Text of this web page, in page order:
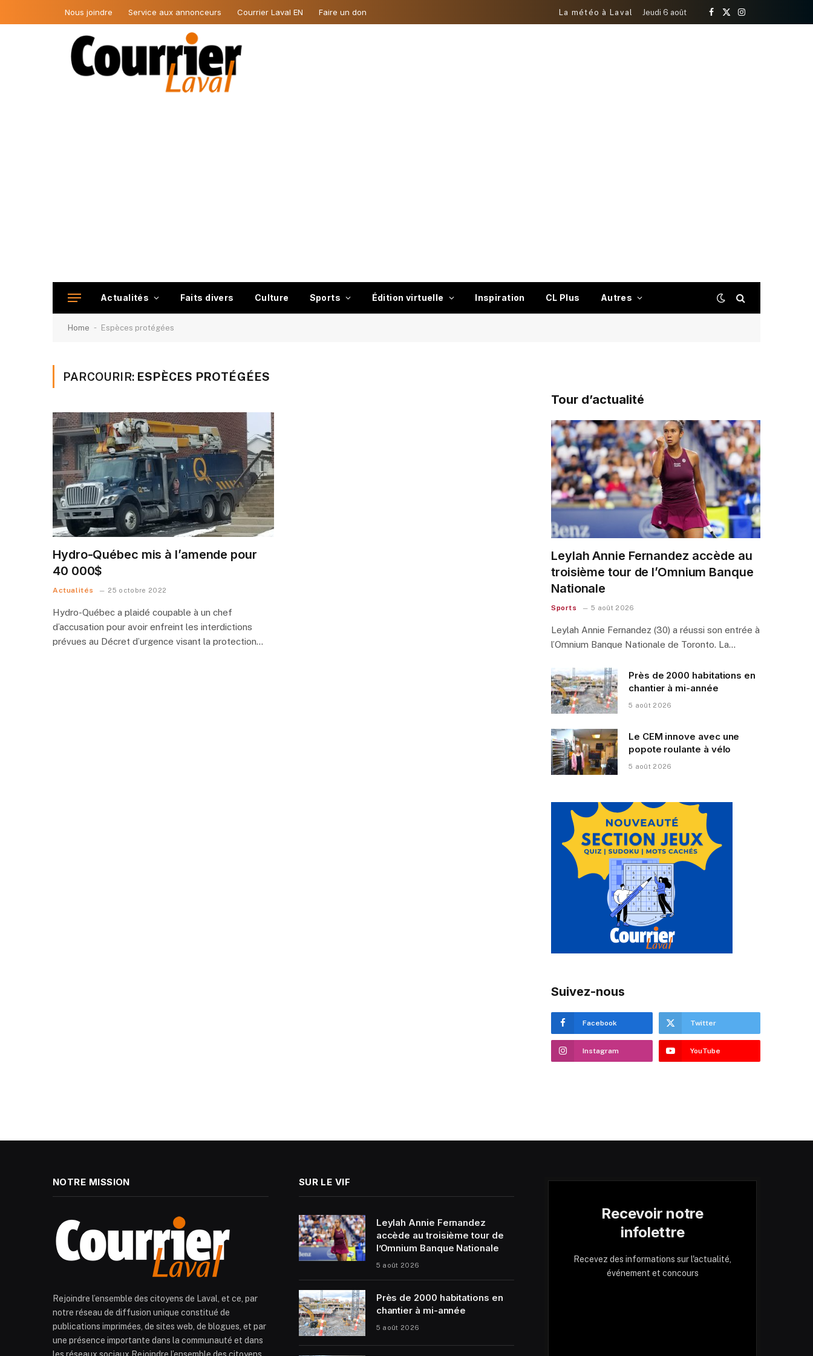
Nous joindre Service aux annonceurs Courrier Laval EN Faire un don La météo à Laval Jeudi 6 août
Facebook
X
Instagram
Actualités Faits divers Culture Sports Édition virtuelle Inspiration CL Plus Autres
Home - Espèces protégées
PARCOURIR: ESPÈCES PROTÉGÉES
Hydro-Québec mis à l’amende pour
40 000$
Actualités 25 octobre 2022
Hydro-Québec a plaidé coupable à un chef
d’accusation pour avoir enfreint les interdictions
prévues au Décret d’urgence visant la protection…
Tour d’actualité
Leylah Annie Fernandez accède au
troisième tour de l’Omnium Banque
Nationale
Sports 5 août 2026
Leylah Annie Fernandez (30) a réussi son entrée à
l’Omnium Banque Nationale de Toronto. La…
Près de 2000 habitations en
chantier à mi-année
5 août 2026
Le CEM innove avec une
popote roulante à vélo
5 août 2026
Suivez-nous
Facebook Twitter
Instagram YouTube
NOTRE MISSION
Rejoindre l’ensemble des citoyens de Laval, et ce, par
notre réseau de diffusion unique constitué de
publications imprimées, de sites web, de blogues, et par
une présence importante dans la communauté et dans
les réseaux sociaux.Rejoindre l’ensemble des citoyens
SUR LE VIF
Leylah Annie Fernandez
accède au troisième tour de
l’Omnium Banque Nationale
5 août 2026
Près de 2000 habitations en
chantier à mi-année
5 août 2026
Recevoir notre
infolettre
Recevez des informations sur l'actualité,
événement et concours